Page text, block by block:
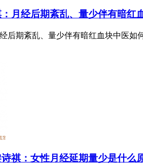
月经后期紊乱、量少伴有暗红
后期紊乱、量少伴有暗红血块中医
祺：女性月经延期量少是什么